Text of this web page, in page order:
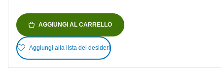
AGGIUNGI AL CARRELLO
Aggiungi alla lista dei desideri